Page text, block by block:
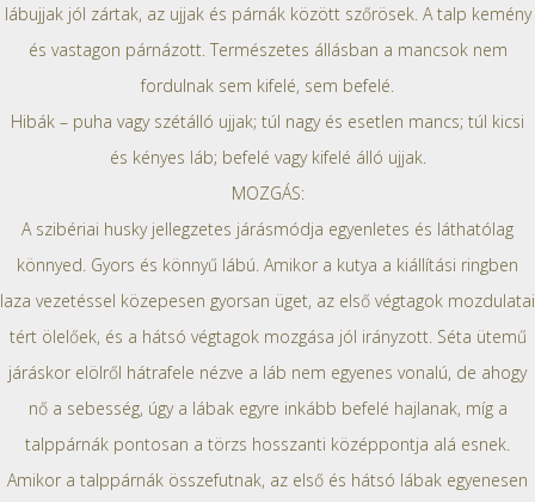
lábujjak jól zártak, az ujjak és párnák között szőrösek. A talp kemény
és vastagon párnázott. Természetes állásban a mancsok nem
fordulnak sem kifelé, sem befelé.
Hibák – puha vagy szétálló ujjak; túl nagy és esetlen mancs; túl kicsi
és kényes láb; befelé vagy kifelé álló ujjak.
MOZGÁS:
A szibériai husky jellegzetes járásmódja egyenletes és láthatólag
könnyed. Gyors és könnyű lábú. Amikor a kutya a kiállítási ringben
laza vezetéssel közepesen gyorsan üget, az első végtagok mozdulatai
tért ölelőek, és a hátsó végtagok mozgása jól irányzott. Séta ütemű
járáskor elölről hátrafele nézve a láb nem egyenes vonalú, de ahogy
nő a sebesség, úgy a lábak egyre inkább befelé hajlanak, míg a
talppárnák pontosan a törzs hosszanti középpontja alá esnek.
Amikor a talppárnák összefutnak, az első és hátsó lábak egyenesen